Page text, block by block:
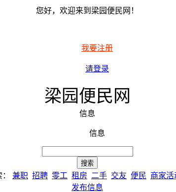
您好，欢迎来到梁园便民网！
我要注册
请登录
梁园便民网
信息
信息
兼职 招聘 零工 租房 二手 交友 便民 商家活
发布信息